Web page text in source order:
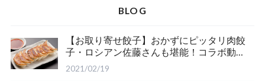
BLOG
【お取り寄せ餃子】おかずにピッタリ肉餃
子・ロシアン佐藤さんも堪能！コラボ動画
あり
2021/02/19